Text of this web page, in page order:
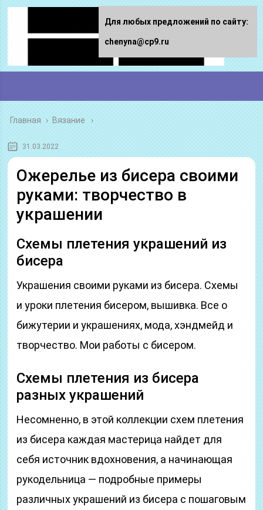
Главная › Вязание
31.03.2022
Ожерелье из бисера своими
руками: творчество в
украшении
Схемы плетения украшений из
бисера
Украшения своими руками из бисера. Cхемы
и уроки плетения бисером, вышивка. Все о
бижутерии и украшениях, мода, хэндмейд и
творчество. Мои работы с бисером.
Схемы плетения из бисера
разных украшений
Несомненно, в этой коллекции схем плетения
из бисера каждая мастерица найдет для
себя источник вдохновения, а начинающая
рукодельница — подробные примеры
различных украшений из бисера с пошаговым
Для любых предложений по сайту:
chenyna@cp9.ru